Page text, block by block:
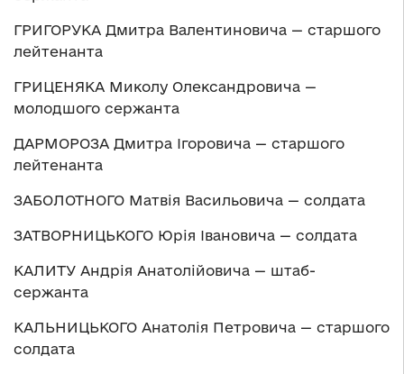
ГРИГОРУКА Дмитра Валентиновича — старшого
лейтенанта
ГРИЦЕНЯКА Миколу Олександровича —
молодшого сержанта
ДАРМОРОЗА Дмитра Ігоровича — старшого
лейтенанта
ЗАБОЛОТНОГО Матвія Васильовича — солдата
ЗАТВОРНИЦЬКОГО Юрія Івановича — солдата
КАЛИТУ Андрія Анатолійовича — штаб-
сержанта
КАЛЬНИЦЬКОГО Анатолія Петровича — старшого
солдата